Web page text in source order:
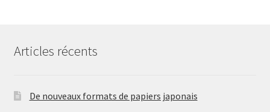
Articles récents
De nouveaux formats de papiers japonais